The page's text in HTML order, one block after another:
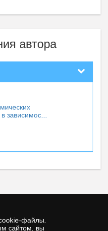
файлы.
сайтом, вы
автора
зависимос...